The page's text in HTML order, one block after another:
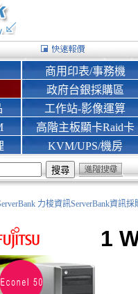
商用印表/事務機
政府台銀採購區
工作站-影像運算
高階主板顯卡Raid卡
KVM/UPS/機房
力梭資訊ServerBank資訊採
1